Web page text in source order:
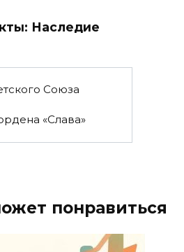
Наследие
Союза
«Слава»
понравиться